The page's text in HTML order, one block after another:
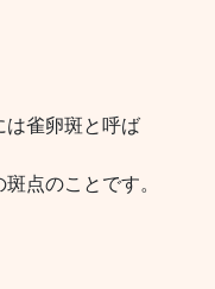
は雀卵斑と呼ば
点のことです。